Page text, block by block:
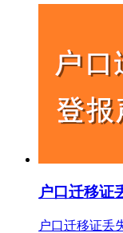
户口迁移证
户口迁移证丢